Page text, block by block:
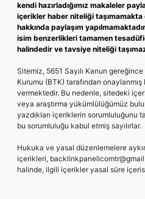
kendi hazırladığımız makaleler
içerikler haber niteliği
hakkında paylaşım
isim benzerlikleri tamamen
halindedir ve tavsiye niteliği
Sitemiz, 5651 Sayılı Kanun
Kurumu (BTK) tarafından
vermektedir. Bu nedenle, sitedeki
veya araştırma yükümlülüğümüz
yazdıkları içeriklerin sorumluluğunu
bu sorumluluğu kabul etmiş sayılırlar.
Hukuka ve yasal düzenlemelere
içerikleri,
halinde, ilgili içerikler yasal süre